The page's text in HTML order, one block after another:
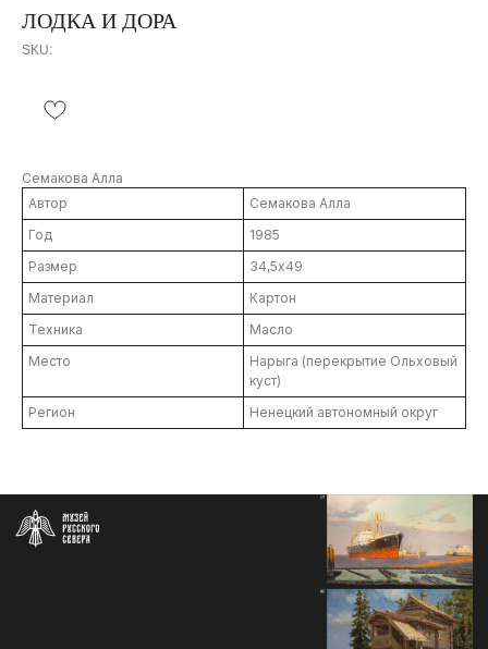
ЛОДКА И ДОРА
SKU:
Семакова Алла
Автор
Семакова Алла
Год
1985
Размер
34,5х49
Материал
Картон
Техника
Масло
Место
Нарыга (перекрытие Ольховый
куст)
Регион
Ненецкий автономный округ
Социальные сети
Контакты
info@severmuz.ru
СОБЫТИЯ